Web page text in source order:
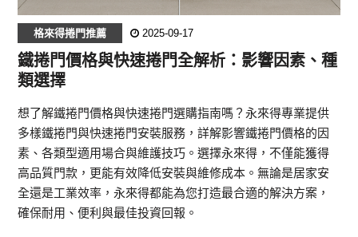
格來得捲門推薦 2025-09-17
鐵捲門價格與快速捲門全解析：影響因素、種
類選擇
想了解鐵捲門價格與快速捲門選購指南嗎？永來得專業提供
多樣鐵捲門與快速捲門安裝服務，詳解影響鐵捲門價格的因
素、各類型適用場合與維護技巧。選擇永來得，不僅能獲得
高品質門款，更能有效降低安裝與維修成本。無論是居家安
全還是工業效率，永來得都能為您打造最合適的解決方案，
確保耐用、便利與最佳投資回報。